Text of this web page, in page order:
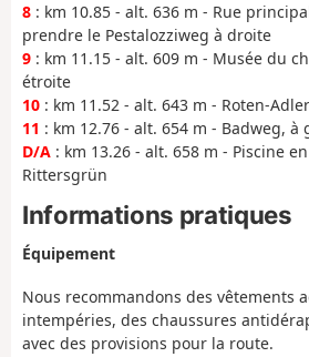
8 : km 10.85 - alt. 636 m - Rue
prendre le Pestalozziweg à droite
9 : km 11.15 - alt. 609 m - Musée du
étroite
10 : km 11.52 - alt. 643 m - Roten-
11 : km 12.76 - alt. 654 m - Badweg, à
D/A : km 13.26 - alt. 658 m - Piscine
Rittersgrün
Informations pratiques
Équipement
Nous recommandons des vêtements
intempéries, des chaussures
avec des provisions pour la route.